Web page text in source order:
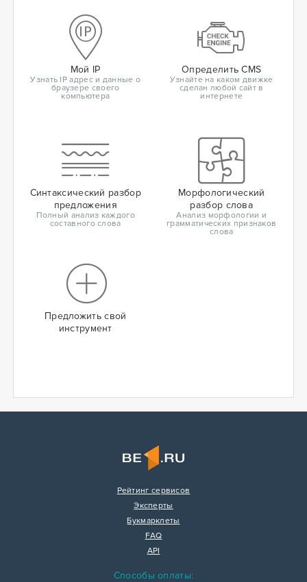
Мой IP
Узнать IP адрес и данные о
браузере своего
компьютера
Определить CMS
Узнайте на каком движке
сделан любой сайт в
интернете
Синтаксический разбор
предложения
Полный анализ каждого
составного слова
Морфологический
разбор слова
Анализ морфологии и
грамматических признаков
слова
Предложить свой
инструмент
Рейтинг сервисов
Эксперты
Букмарклеты
FAQ
API
Способы оплаты: